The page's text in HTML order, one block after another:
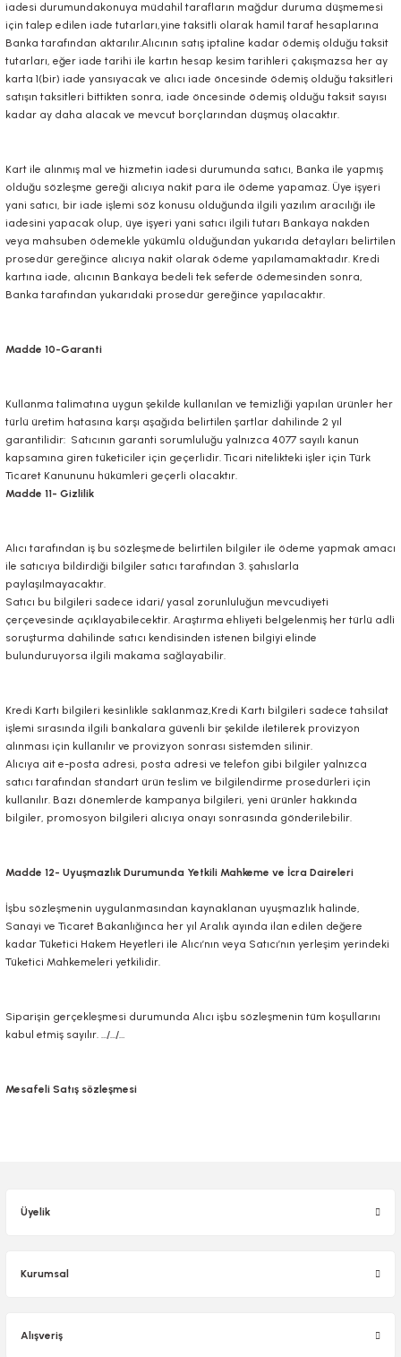
iadesi durumundakonuya müdahil tarafların mağdur duruma düşmemesi
için talep edilen iade tutarları,yine taksitli olarak hamil taraf hesaplarına
Banka tarafından aktarılır.Alıcının satış iptaline kadar ödemiş olduğu taksit
tutarları, eğer iade tarihi ile kartın hesap kesim tarihleri çakışmazsa her ay
karta 1(bir) iade yansıyacak ve alıcı iade öncesinde ödemiş olduğu taksitleri
satışın taksitleri bittikten sonra, iade öncesinde ödemiş olduğu taksit sayısı
kadar ay daha alacak ve mevcut borçlarından düşmüş olacaktır.
Kart ile alınmış mal ve hizmetin iadesi durumunda satıcı, Banka ile yapmış
olduğu sözleşme gereği alıcıya nakit para ile ödeme yapamaz. Üye işyeri
yani satıcı, bir iade işlemi söz konusu olduğunda ilgili yazılım aracılığı ile
iadesini yapacak olup, üye işyeri yani satıcı ilgili tutarı Bankaya nakden
veya mahsuben ödemekle yükümlü olduğundan yukarıda detayları belirtilen
prosedür gereğince alıcıya nakit olarak ödeme yapılamamaktadır. Kredi
kartına iade, alıcının Bankaya bedeli tek seferde ödemesinden sonra,
Banka tarafından yukarıdaki prosedür gereğince yapılacaktır.
Madde 10-Garanti
Kullanma talimatına uygun şekilde kullanılan ve temizliği yapılan ürünler her
türlü üretim hatasına karşı aşağıda belirtilen şartlar dahilinde 2 yıl
garantilidir: Satıcının garanti sorumluluğu yalnızca 4077 sayılı kanun
kapsamına giren tüketiciler için geçerlidir. Ticari nitelikteki işler için Türk
Ticaret Kanununu hükümleri geçerli olacaktır.
Madde 11- Gizlilik
Alıcı tarafından iş bu sözleşmede belirtilen bilgiler ile ödeme yapmak amacı
ile satıcıya bildirdiği bilgiler satıcı tarafından 3. şahıslarla
paylaşılmayacaktır.
Satıcı bu bilgileri sadece idari/ yasal zorunluluğun mevcudiyeti
çerçevesinde açıklayabilecektir. Araştırma ehliyeti belgelenmiş her türlü adli
soruşturma dahilinde satıcı kendisinden istenen bilgiyi elinde
bulunduruyorsa ilgili makama sağlayabilir.
Kredi Kartı bilgileri kesinlikle saklanmaz,Kredi Kartı bilgileri sadece tahsilat
işlemi sırasında ilgili bankalara güvenli bir şekilde iletilerek provizyon
alınması için kullanılır ve provizyon sonrası sistemden silinir.
Alıcıya ait e-posta adresi, posta adresi ve telefon gibi bilgiler yalnızca
satıcı tarafından standart ürün teslim ve bilgilendirme prosedürleri için
kullanılır. Bazı dönemlerde kampanya bilgileri, yeni ürünler hakkında
bilgiler, promosyon bilgileri alıcıya onayı sonrasında gönderilebilir.
Madde 12- Uyuşmazlık Durumunda Yetkili Mahkeme ve İcra Daireleri
İşbu sözleşmenin uygulanmasından kaynaklanan uyuşmazlık halinde,
Sanayi ve Ticaret Bakanlığınca her yıl Aralık ayında ilan edilen değere
kadar Tüketici Hakem Heyetleri ile Alıcı’nın veya Satıcı’nın yerleşim yerindeki
Tüketici Mahkemeleri yetkilidir.
Siparişin gerçekleşmesi durumunda Alıcı işbu sözleşmenin tüm koşullarını
kabul etmiş sayılır. …/…/…
Mesafeli Satış sözleşmesi
Üyelik
Kurumsal
Alışveriş